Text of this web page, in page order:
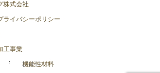
株式会社
ライバシーポリシー
工事業
機能性材料